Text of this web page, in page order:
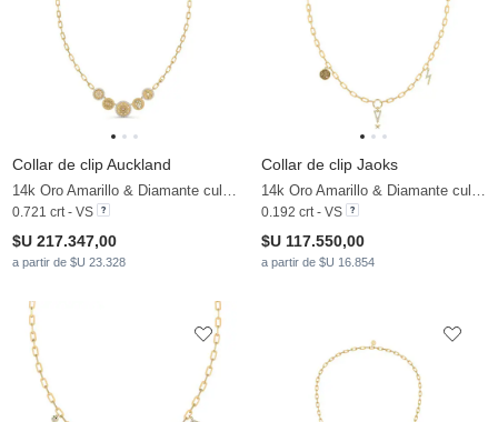
Collar de clip Auckland
14k Oro Amarillo & Diamante cultivado en laboratorio
0.721 crt - VS
$U 217.347,00
a partir de $U 23.328
Collar de clip Jaoks
14k Oro Amarillo & Diamante cultivado en laboratorio
0.192 crt - VS
$U 117.550,00
a partir de $U 16.854